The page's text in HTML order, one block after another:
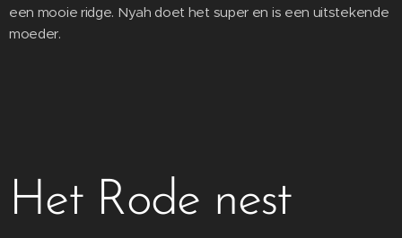
een mooie ridge. Nyah doet het super en is een uitstekende
moeder.
Het Rode nest